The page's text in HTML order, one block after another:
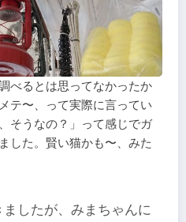
べるとは思ってなかったか
テ〜、って実際に言ってい
そうなの？」って感じでガ
した。賢い猫かも〜、みた
したが、みまちゃんに